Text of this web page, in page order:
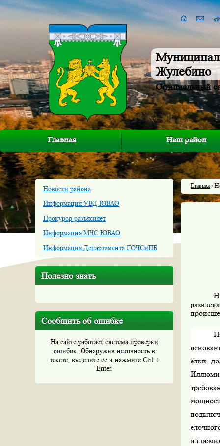
Жулебино
Официальный
Главная Наш район
Новости района
Информация УВД ЮВАО
Прокурор разъясняет
Информация МЧС ЮВАО
Информация Департамента ГОЧСиПБ
Полезно знать
Сообщить об ошибке
На сайте работает система проверки
ошибок. Обнаружив неточность в
тексте, выделите ее и нажмите Ctrl +
Enter.
Главная /
елки